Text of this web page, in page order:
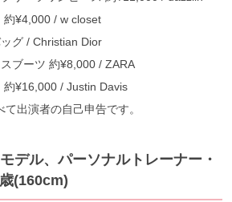
約¥4,000 / w closet
グ / Christian Dior
ブーツ 約¥8,000 / ZARA
¥16,000 / Justin Davis
出演者の自己申告です。
デル、パーソナルトレーナー・
(160cm)